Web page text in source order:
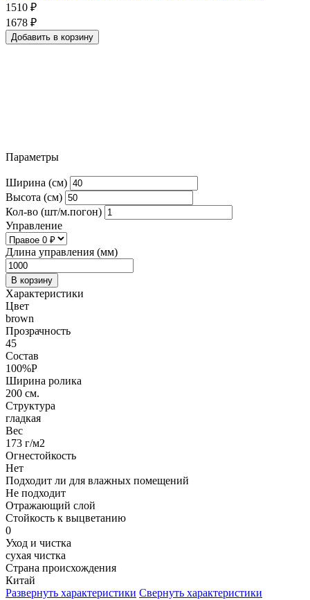
1510 ₽
1678 ₽
Добавить в корзину
Параметры
Ширина (см)
Высота (см)
Кол-во (шт/м.погон)
Управление
Длина управления (мм)
В корзину
Характеристики
Цвет
brown
Прозрачность
45
Состав
100%P
Ширина ролика
200 см.
Структура
гладкая
Вес
173 г/м2
Огнестойкость
Нет
Подходит ли для влажных помещений
Не подходит
Отражающий слой
Стойкость к выцветанию
0
Уход и чистка
сухая чистка
Страна происхождения
Китай
Развернуть характеристики Свернуть характеристики